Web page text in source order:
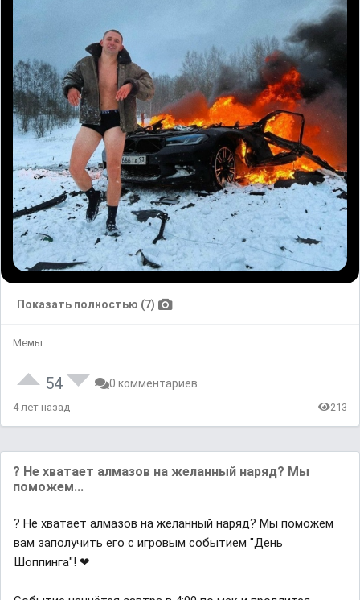
Показать полностью (7)
Мемы
54 0 комментариев
4 лет назад 213
? Не хватает алмазов на желанный наряд? Мы
поможем...
? Не хватает алмазов на желанный наряд? Мы поможем
вам заполучить его с игровым событием "День
Шоппинга"! ❤